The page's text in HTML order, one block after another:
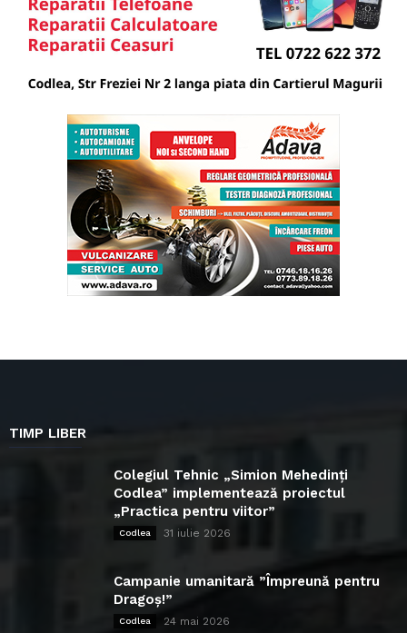
TIMP LIBER
Colegiul Tehnic „Simion Mehedinți
Codlea” implementează proiectul
„Practica pentru viitor”
Codlea 31 iulie 2026
Campanie umanitară ”Împreună pentru
Dragoș!”
Codlea 24 mai 2026